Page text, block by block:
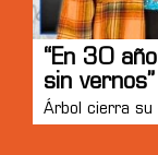
“En 30
sin vernos”
Árbol cierra su